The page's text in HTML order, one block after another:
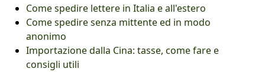
Come spedire lettere in Italia e all'estero
Come spedire senza mittente ed in modo
anonimo
Importazione dalla Cina: tasse, come fare e
consigli utili